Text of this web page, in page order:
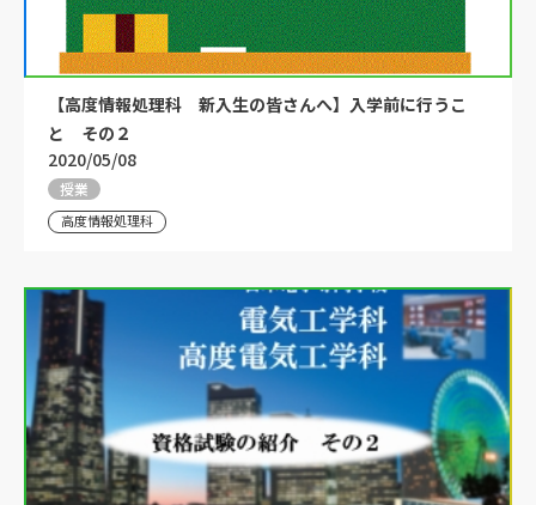
【高度情報処理科 新入生の皆さんへ】入学前に行うこ
と その２
2020/05/08
授業
高度情報処理科